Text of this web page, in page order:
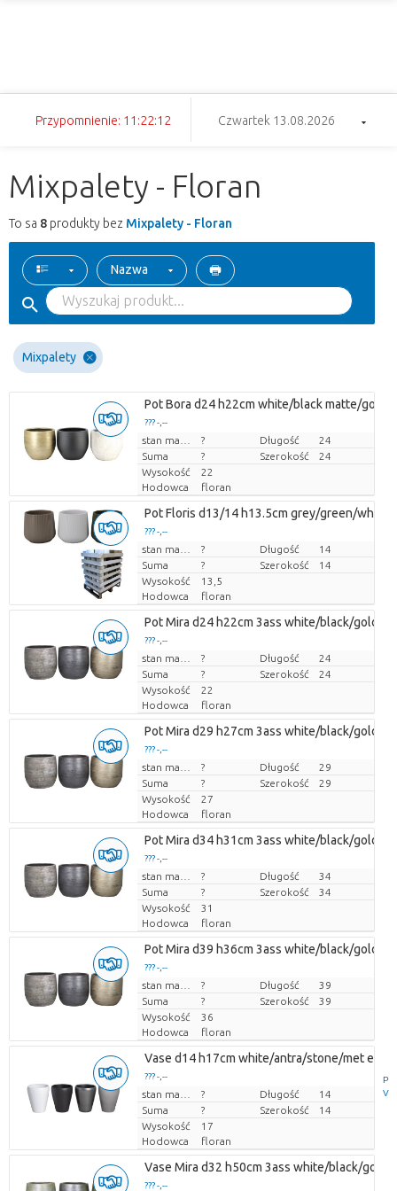
Przypomnienie: 11:22:12 Czwartek 13.08.2026
P
V
Mixpalety - Floran
To sa 8 produkty bez Mixpalety - Floran
Nazwa
Mixpalety
Pot Bora d24 h22cm white/black matte/gold
??? -,--
Cena za sztukę
? Długość
24
Suma
? Szerokość
24
Wysokość
22
Hodowca
floran
Pot Floris d13/14 h13.5cm grey/green/white
??? -,--
Cena za sztukę
? Długość
14
Suma
? Szerokość
14
Wysokość
13,5
Hodowca
floran
Pot Mira d24 h22cm 3ass white/black/gold
??? -,--
Cena za sztukę
? Długość
24
Suma
? Szerokość
24
Wysokość
22
Hodowca
floran
Pot Mira d29 h27cm 3ass white/black/gold
??? -,--
Cena za sztukę
? Długość
29
Suma
? Szerokość
29
Wysokość
27
Hodowca
floran
Pot Mira d34 h31cm 3ass white/black/gold
??? -,--
Cena za sztukę
? Długość
34
Suma
? Szerokość
34
Wysokość
31
Hodowca
floran
Pot Mira d39 h36cm 3ass white/black/gold
??? -,--
Cena za sztukę
? Długość
39
Suma
? Szerokość
39
Wysokość
36
Hodowca
floran
Vase d14 h17cm white/antra/stone/met es/
??? -,--
Cena za sztukę
? Długość
14
Suma
? Szerokość
14
Wysokość
17
Hodowca
floran
Vase Mira d32 h50cm 3ass white/black/gold
??? -,--